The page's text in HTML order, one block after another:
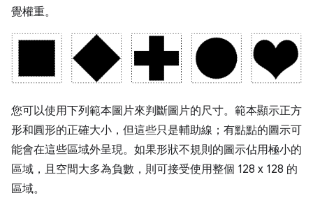
覺權重。
您可以使用下列範本圖片來判斷圖片的尺寸。範本顯示正方
形和圓形的正確大小，但這些只是輔助線；有點點的圖示可
能會在這些區域外呈現。如果形狀不規則的圖示佔用極小的
區域，且空間大多為負數，則可接受使用整個 128 x 128 的
區域。